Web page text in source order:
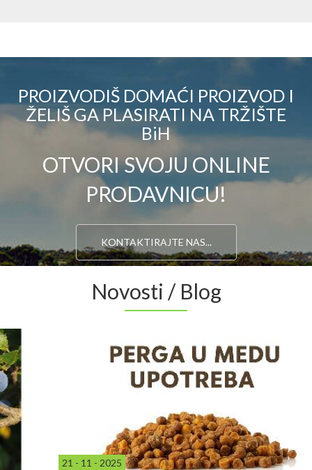
PROIZVODIŠ DOMAĆI PROIZVOD I
ŽELIŠ GA PLASIRATI NA TRŽIŠTE
BiH
OTVORI SVOJU ONLINE
PRODAVNICU!
KONTAKTIRAJTE NAS...
Novosti / Blog
21 - 11 - 2025